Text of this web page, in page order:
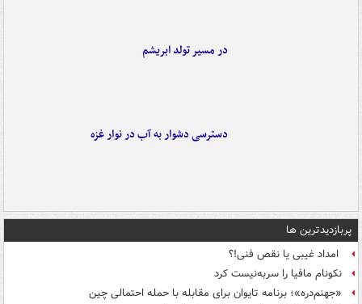
در مسیر تولد ابریشم
دسترسی دشوار به آب در نوار غزه
پربازدیدترین ها
امداد غیبی یا نقص فنی!؟
نکونام مافیا را سربه‌نیست کرد
«جهنم‌دره»؛ برنامه تایوان برای مقابله با حمله احتمالی چین